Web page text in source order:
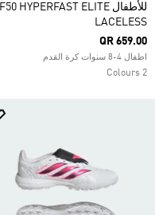
للأطفال F50 HYPERFAST ELITE
LACELESS
QR 659.00
اطفال 4-8 سنوات كرة القدم
2 Colours